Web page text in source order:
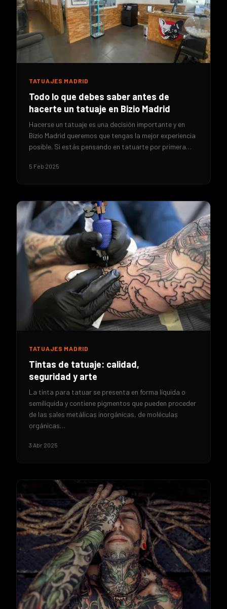
TATUAJES MADRID
Todo lo que debes saber antes de
hacerte un tatuaje en Bizio Madrid
Hacerse un tatuaje es una decisión importante y en
Bizio Madrid queremos que tengas la mejor experiencia
posible. Si estás pensando en tatuarte por primera…
5 Feb 2025
TATUAJES MADRID
Tintas de tatuaje: calidad,
seguridad y arte
La tinta para tatuar se presenta en forma líquida o
semilíquida y contiene pigmentos que pueden proceder
de las sales metálicas inorgánicas, de moléculas
orgánicas…
3 Abr 2025